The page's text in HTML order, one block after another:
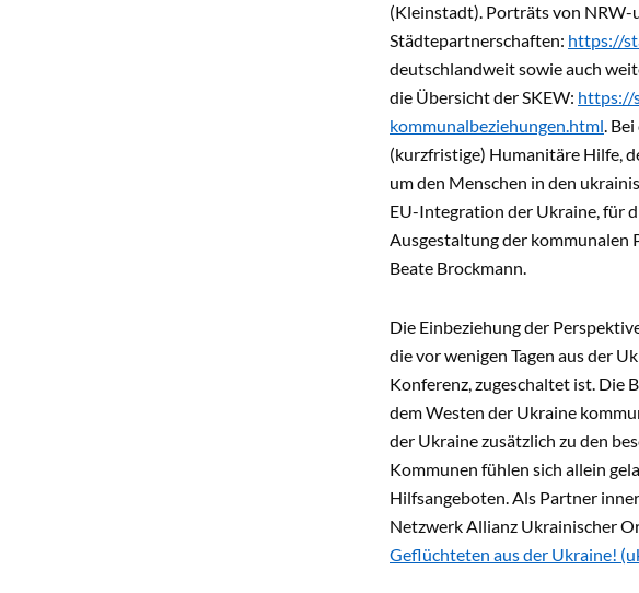
(Kleinstadt). Porträts von NRW-
Städtepartnerschaften: https://
deutschlandweit sowie auch
die Übersicht der SKEW: https://
kommunalbeziehungen.html.
(kurzfristige) Humanitäre Hilfe,
um den Menschen in den
EU-Integration der Ukraine, für
Ausgestaltung der kommunalen
Beate Brockmann.
Die Einbeziehung der
die vor wenigen Tagen aus der
Konferenz, zugeschaltet ist. Die
dem Westen der Ukraine
der Ukraine zusätzlich zu den
Kommunen fühlen sich allein
Hilfsangeboten. Als Partner
Netzwerk Allianz Ukrainischer
Geflüchteten aus der Ukraine!